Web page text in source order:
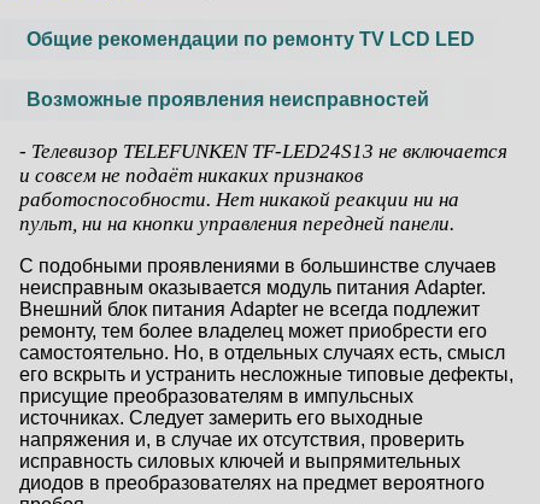
Общие рекомендации по ремонту TV LCD LED
Возможные проявления неисправностей
- Телевизор TELEFUNKEN TF-LED24S13 не включается
и совсем не подаёт никаких признаков
работоспособности. Нет никакой реакции ни на
пульт, ни на кнопки управления передней панели.
С подобными проявлениями в большинстве случаев
неисправным оказывается модуль питания Adapter.
Внешний блок питания Adapter не всегда подлежит
ремонту, тем более владелец может приобрести его
самостоятельно. Но, в отдельных случаях есть, смысл
его вскрыть и устранить несложные типовые дефекты,
присущие преобразователям в импульсных
источниках. Следует замерить его выходные
напряжения и, в случае их отсутствия, проверить
исправность силовых ключей и выпрямительных
диодов в преобразователях на предмет вероятного